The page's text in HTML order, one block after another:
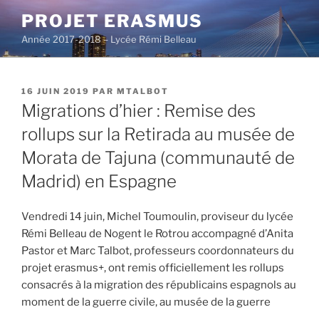
Aller
au
contenu
principal
PROJET ERASMUS
Année 2017-2018 – Lycée Rémi Belleau
PUBLIÉ
LE
16 JUIN 2019 PAR MTALBOT
Migrations d’hier : Remise des
rollups sur la Retirada au musée de
Morata de Tajuna (communauté de
Madrid) en Espagne
Vendredi 14 juin, Michel Toumoulin, proviseur du lycée
Rémi Belleau de Nogent le Rotrou accompagné d’Anita
Pastor et Marc Talbot, professeurs coordonnateurs du
projet erasmus+, ont remis officiellement les rollups
consacrés à la migration des républicains espagnols au
moment de la guerre civile, au musée de la guerre